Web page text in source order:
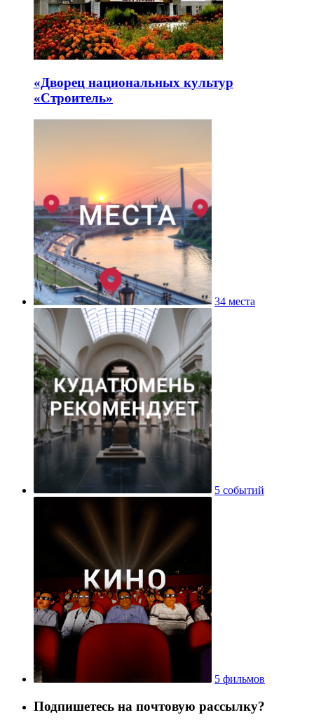
«Дворец национальных культур
«Строитель»
34 места
5 событий
5 фильмов
Подпишетесь на почтовую рассылку?